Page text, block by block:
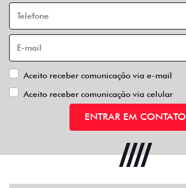
Aceito receber comunicação via e-mail
Aceito receber comunicação via celular
ENTRAR EM CONTATO